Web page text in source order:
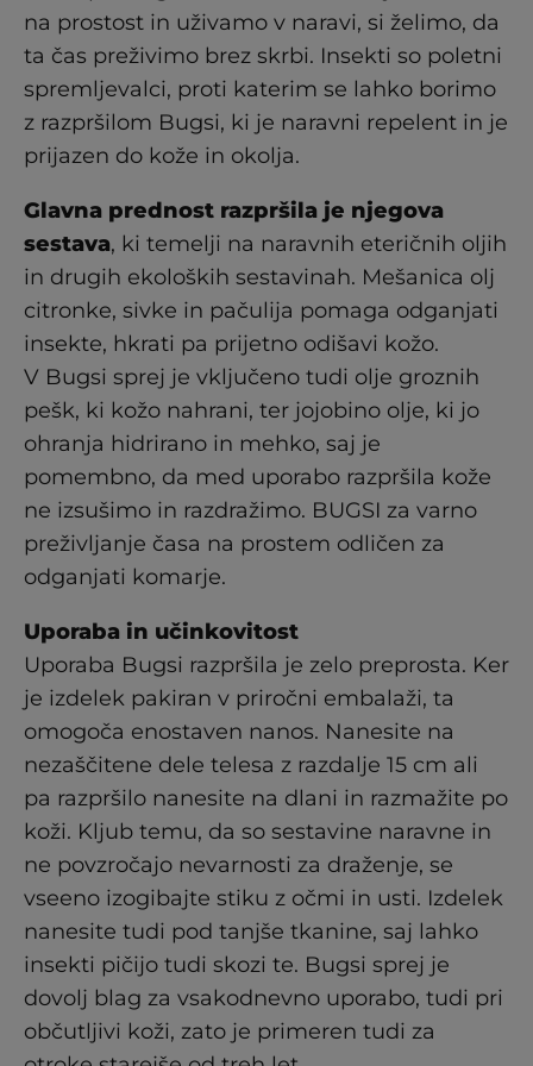
na prostost in uživamo v naravi, si želimo, da
ta čas preživimo brez skrbi. Insekti so poletni
spremljevalci, proti katerim se lahko borimo
z razpršilom Bugsi, ki je naravni repelent in je
prijazen do kože in okolja.
Glavna prednost razpršila je njegova
sestava, ki temelji na naravnih eteričnih oljih
in drugih ekoloških sestavinah. Mešanica olj
citronke, sivke in pačulija pomaga odganjati
insekte, hkrati pa prijetno odišavi kožo.
V Bugsi sprej je vključeno tudi olje groznih
pešk, ki kožo nahrani, ter jojobino olje, ki jo
ohranja hidrirano in mehko, saj je
pomembno, da med uporabo razpršila kože
ne izsušimo in razdražimo. BUGSI za varno
preživljanje časa na prostem odličen za
odganjati komarje.
Uporaba in učinkovitost
Uporaba Bugsi razpršila je zelo preprosta. Ker
je izdelek pakiran v priročni embalaži, ta
omogoča enostaven nanos. Nanesite na
nezaščitene dele telesa z razdalje 15 cm ali
pa razpršilo nanesite na dlani in razmažite po
koži. Kljub temu, da so sestavine naravne in
ne povzročajo nevarnosti za draženje, se
vseeno izogibajte stiku z očmi in usti. Izdelek
nanesite tudi pod tanjše tkanine, saj lahko
insekti pičijo tudi skozi te. Bugsi sprej je
dovolj blag za vsakodnevno uporabo, tudi pri
občutljivi koži, zato je primeren tudi za